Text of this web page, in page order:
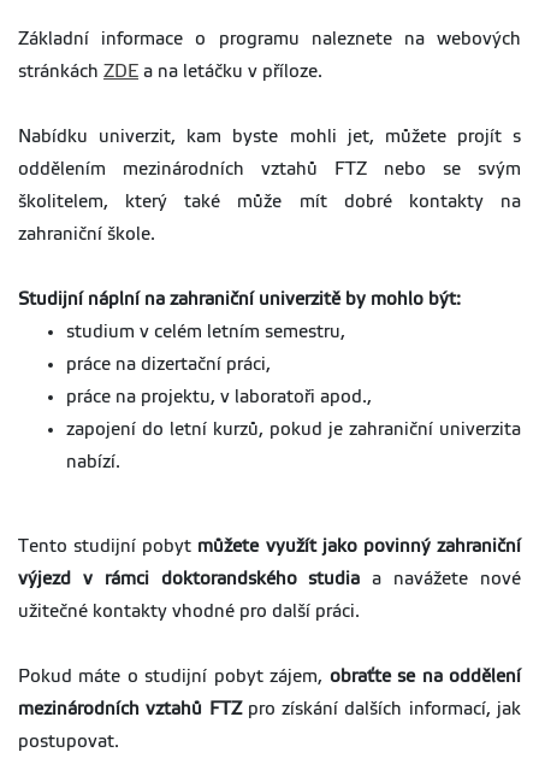
Základní informace o programu naleznete na webových
stránkách ZDE a na letáčku v příloze.
Nabídku univerzit, kam byste mohli jet, můžete projít s
oddělením mezinárodních vztahů FTZ nebo se svým
školitelem, který také může mít dobré kontakty na
zahraniční škole.
Studijní náplní na zahraniční univerzitě by mohlo být:
studium v celém letním semestru,
práce na dizertační práci,
práce na projektu, v laboratoři apod.,
zapojení do letní kurzů, pokud je zahraniční univerzita
nabízí.
Tento studijní pobyt můžete využít jako povinný zahraniční
výjezd v rámci doktorandského studia a navážete nové
užitečné kontakty vhodné pro další práci.
Pokud máte o studijní pobyt zájem, obraťte se na oddělení
mezinárodních vztahů FTZ pro získání dalších informací, jak
postupovat.